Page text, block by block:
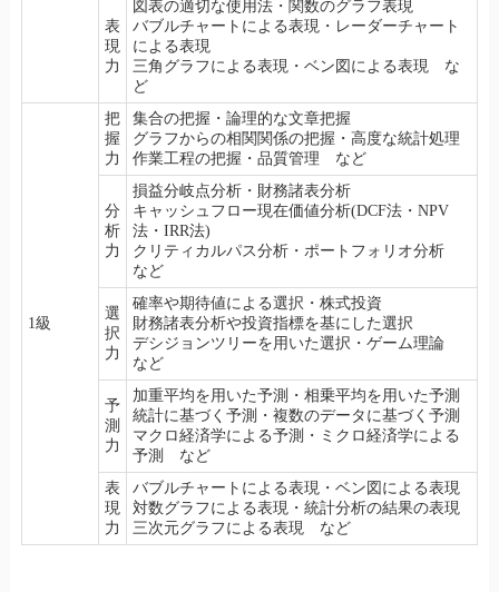
表
現
力
図表の適切な使用法・関数のグラフ表現
バブルチャートによる表現・レーダーチャート
による表現
三角グラフによる表現・ベン図による表現 な
ど
1級
把
握
力
集合の把握・論理的な文章把握
グラフからの相関関係の把握・高度な統計処理
作業工程の把握・品質管理 など
分
析
力
損益分岐点分析・財務諸表分析
キャッシュフロー現在価値分析(DCF法・NPV
法・IRR法)
クリティカルパス分析・ポートフォリオ分析
など
選
択
力
確率や期待値による選択・株式投資
財務諸表分析や投資指標を基にした選択
デシジョンツリーを用いた選択・ゲーム理論
など
予
測
力
加重平均を用いた予測・相乗平均を用いた予測
統計に基づく予測・複数のデータに基づく予測
マクロ経済学による予測・ミクロ経済学による
予測 など
表
現
力
バブルチャートによる表現・ベン図による表現
対数グラフによる表現・統計分析の結果の表現
三次元グラフによる表現 など